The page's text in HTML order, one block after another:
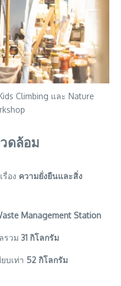
Climbing และ Nature
ดล้อม
รื่อง ความยั่งยืนและสิ่ง
Management Station
รวม 31 กิโลกรัม
บเท่า 52 กิโลกรัม